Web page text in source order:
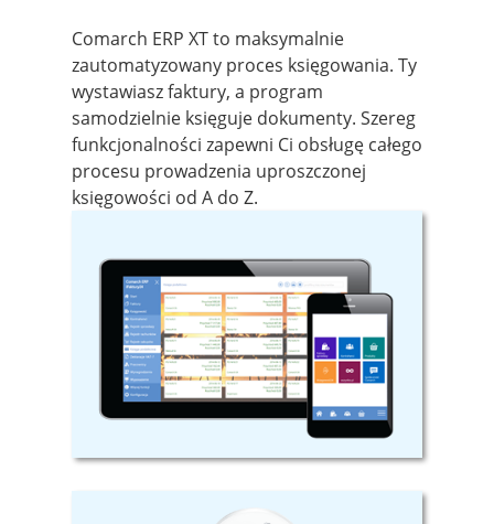
Comarch ERP XT to maksymalnie
zautomatyzowany proces księgowania. Ty
wystawiasz faktury, a program
samodzielnie księguje dokumenty. Szereg
funkcjonalności zapewni Ci obsługę całego
procesu prowadzenia uproszczonej
księgowości od A do Z.